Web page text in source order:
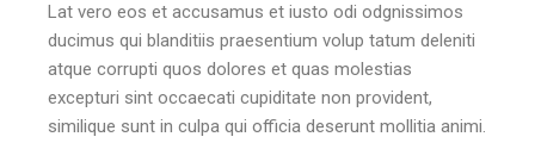
Lat vero eos et accusamus et iusto odi odgnissimos
ducimus qui blanditiis praesentium volup tatum deleniti
atque corrupti quos dolores et quas molestias
excepturi sint occaecati cupiditate non provident,
similique sunt in culpa qui officia deserunt mollitia animi.